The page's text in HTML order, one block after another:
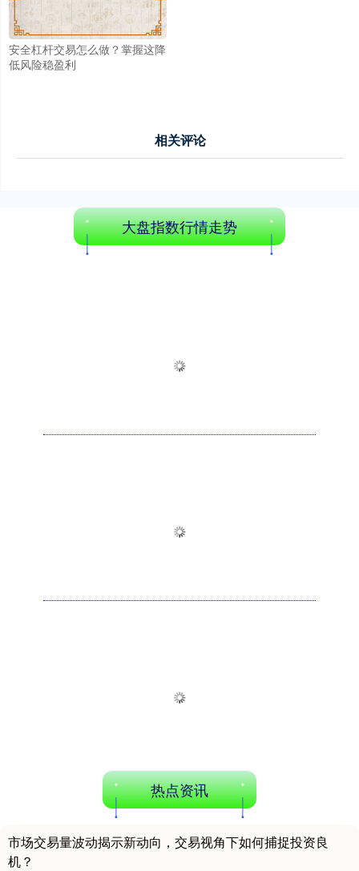
安全杠杆交易怎么做？掌握这降
低风险稳盈利
相关评论
大盘指数行情走势
热点资讯
市场交易量波动揭示新动向，交易视角下如何捕捉投资良
机？